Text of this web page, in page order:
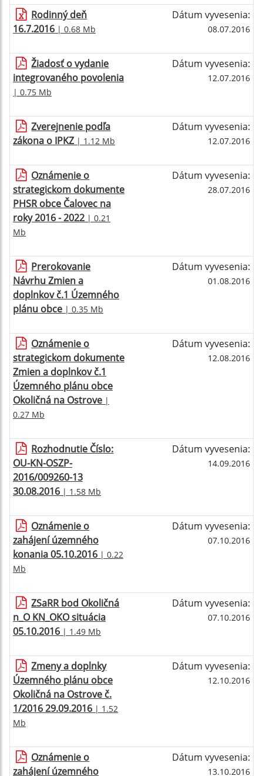
Rodinný deň
16.7.2016 | 0.68 Mb
Dátum vyvesenia:
08.07.2016
Žiadosť o vydanie
integrovaného povolenia
| 0.75 Mb
Dátum vyvesenia:
12.07.2016
Zverejnenie podľa
zákona o IPKZ| 1.12 Mb
Dátum vyvesenia:
12.07.2016
Oznámenie o
strategickom dokumente
PHSR obce Čalovec na
roky 2016 - 2022 | 0.21
Mb
Dátum vyvesenia:
28.07.2016
Prerokovanie
Návrhu Zmien a
doplnkov č.1 Územného
plánu obce | 0.35 Mb
Dátum vyvesenia:
01.08.2016
Oznámenie o
strategickom dokumente
Zmien a doplnkov č.1
Územného plánu obce
Okoličná na Ostrove |
0.27 Mb
Dátum vyvesenia:
12.08.2016
Rozhodnutie Číslo:
OU-KN-OSZP-
2016/009260-13
30.08.2016 | 1.58 Mb
Dátum vyvesenia:
14.09.2016
Oznámenie o
zahájení územného
konania 05.10.2016 | 0.22
Mb
Dátum vyvesenia:
07.10.2016
ZSaRR bod Okoličná
n_O KN_OKO situácia
05.10.2016 | 1.49 Mb
Dátum vyvesenia:
07.10.2016
Zmeny a doplnky
Územného plánu obce
Okoličná na Ostrove č.
1/2016 29.09.2016 | 1.52
Mb
Dátum vyvesenia:
12.10.2016
Oznámenie o
zahájení územného
Dátum vyvesenia:
13.10.2016